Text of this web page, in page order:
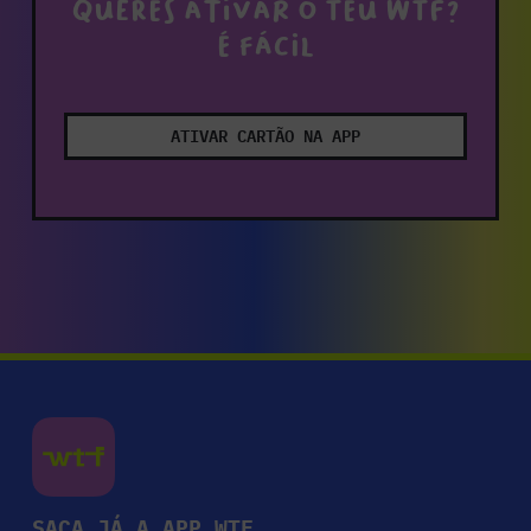
Queres ativar o teu WTF?
É fácil
ATIVAR CARTÃO NA APP